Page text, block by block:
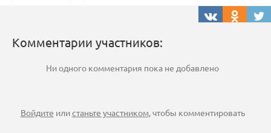
Комментарии участников:
Ни одного комментария пока не добавлено
Войдите илистаньте участником, чтобы комментировать